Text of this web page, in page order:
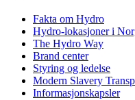
Fakta om Hydro
Hydro-lokasjoner i
The Hydro Way
Brand center
Styring og ledelse
Modern Slavery
Informasjonskapsler